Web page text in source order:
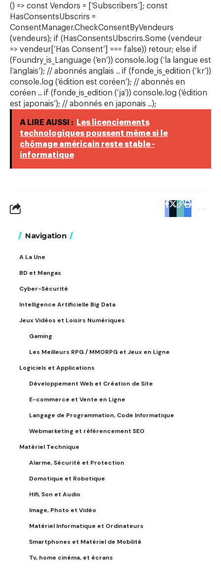
() => const Vendors = [‘Subscribers’]; const
HasConsentsUbscrirs =
ConsentManager.CheckConsentByVendeurs
(vendeurs); if (HasConsentsUbscrirs.Some (vendeur
=> vendeur[‘Has Consent’] === false)) retour; else if
(Foundry_is_Language (‘en’)) console.log (‘la langue est
l’anglais’); // abonnés anglais .. if (fonde_is_edition (‘kr’))
console.log (‘édition est coréen’); // abonnés en
coréen .. if (fonde_is_edition (‘ja’)) console.log (‘édition
est japonais’); // abonnés en japonais ..);
A LIRE AUSSI :
Les licenciements
technologiques poussent même si le
chômage américain reste stable -
informatique
Navigation
A La Une
BD et Mangas
Cyber-Sécurité
Intelligence Artificielle Big Data
Jeux Vidéos et Loisirs Numériques
Gaming
Les Meilleurs RPG / MMORPG et Jeux en Ligne
Logiciels et Applications
Développement Web et Création de Site
E-commerce et Vente en Ligne
Langage de Programmation, Code Informatique
Webmarketing et référencement SEO
Matériel Technique
Alarme, Sécurité et Protection
Domotique et Robotique
Hifi, Son et Audio
Image, Photo et Vidéo
Matériel Informatique et Ordinateurs
Smartphones et Matériel de Mobilité
Tv, home cinéma, et écrans